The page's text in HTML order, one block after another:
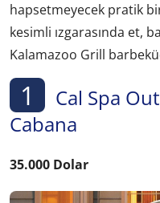
hapsetmeyecek pratik
kesimli ızgarasında et,
Kalamazoo Grill
1
Cal Spa
Cabana
35.000 Dolar